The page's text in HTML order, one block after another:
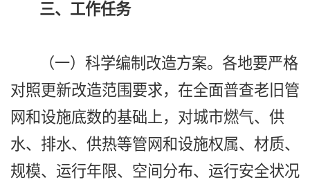
三、工作任务
（一）科学编制改造方案。各地要严格
对照更新改造范围要求，在全面普查老旧管
网和设施底数的基础上，对城市燃气、供
水、排水、供热等管网和设施权属、材质、
规模、运行年限、空间分布、运行安全状况